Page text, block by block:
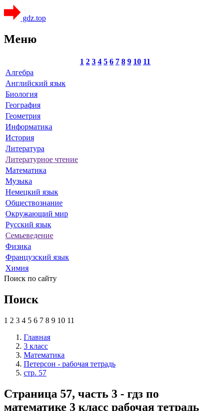
gdz.top
Меню
1 2 3 4 5 6 7 8 9 10 11
Алгебра
Английский язык
Биология
География
Геометрия
Информатика
История
Литература
Литературное чтение
Математика
Музыка
Немецкий язык
Обществознание
Окружающий мир
Русский язык
Семьеведение
Физика
Французский язык
Химия
Поиск по сайту
Поиск
1 2 3 4 5 6 7 8 9 10 11
Главная
3 класс
Математика
Петерсон - рабочая тетрадь
стр. 57
Страница 57, часть 3 - гдз по
математике 3 класс рабочая тетрадь